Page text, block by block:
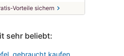
Vorteile sichern chevron_right
sehr beliebt:
gebraucht kaufen